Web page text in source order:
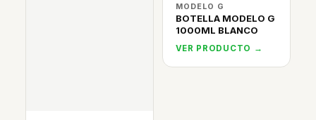
MODELO G
BOTELLA MODELO G
1000ML BLANCO
VER PRODUCTO →